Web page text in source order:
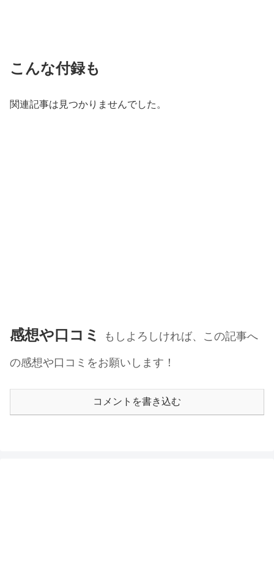
こんな付録も
関連記事は見つかりませんでした。
感想や口コミ
もしよろしければ、この記事へ
の感想や口コミをお願いします！
コメントを書き込む